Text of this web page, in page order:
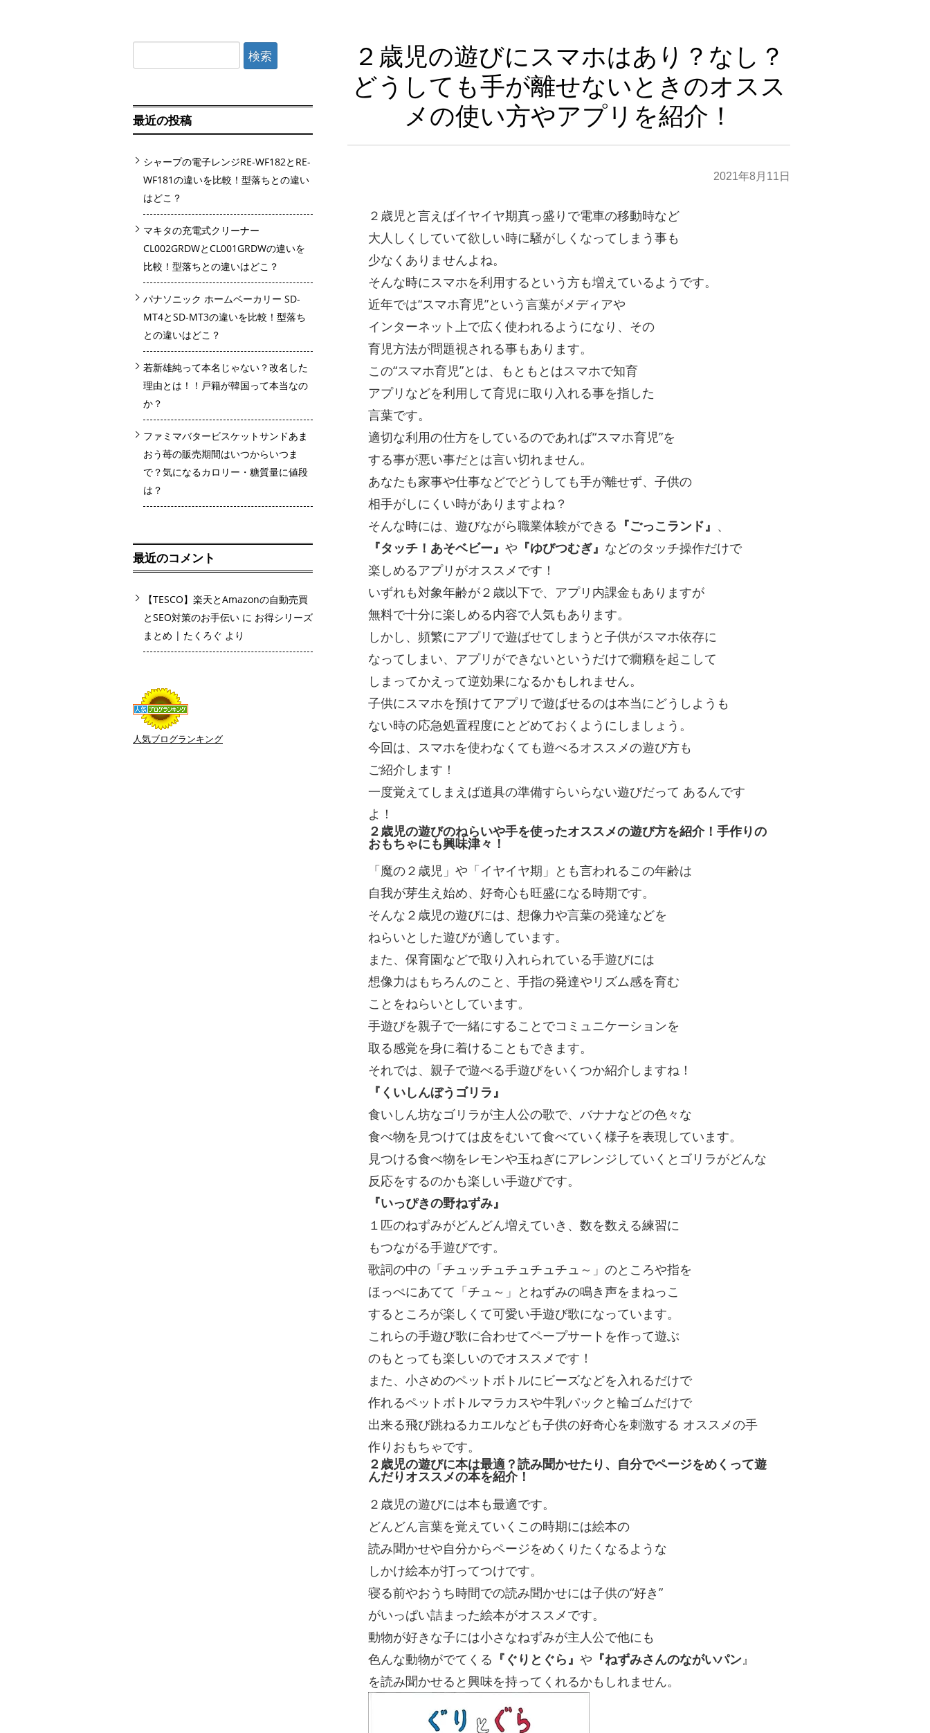
２歳児の遊びにスマホはあり？なし？
どうしても手が離せないときのオスス
メの使い方やアプリを紹介！
2021年8月11日
２歳児と言えばイヤイヤ期真っ盛りで電車の移動時など
大人しくしていて欲しい時に騒がしくなってしまう事も
少なくありませんよね。
そんな時にスマホを利用するという方も増えているようです。
近年では“スマホ育児”という言葉がメディアや
インターネット上で広く使われるようになり、その
育児方法が問題視される事もあります。
この“スマホ育児”とは、もともとはスマホで知育
アプリなどを利用して育児に取り入れる事を指した
言葉です。
適切な利用の仕方をしているのであれば“スマホ育児”を
する事が悪い事だとは言い切れません。
あなたも家事や仕事などでどうしても手が離せず、子供の
相手がしにくい時がありますよね？
そんな時には、遊びながら職業体験ができる 『ごっこランド』 、
『タッチ！あそベビー』 や 『ゆびつむぎ』 などのタッチ操作だけで
楽しめるアプリがオススメです！
いずれも対象年齢が２歳以下で、アプリ内課金もありますが
無料で十分に楽しめる内容で人気もあります。
しかし、頻繁にアプリで遊ばせてしまうと子供がスマホ依存に
なってしまい、アプリができないというだけで癇癪を起こして
しまってかえって逆効果になるかもしれません。
子供にスマホを預けてアプリで遊ばせるのは本当にどうしようも
ない時の応急処置程度にとどめておくようにしましょう。
今回は、スマホを使わなくても遊べるオススメの遊び方も
ご紹介します！
一度覚えてしまえば道具の準備すらいらない遊びだって あるんです
よ！
２歳児の遊びのねらいや手を使ったオススメの遊び方を紹介！手作りの
おもちゃにも興味津々！
「魔の２歳児」や「イヤイヤ期」とも言われるこの年齢は
自我が芽生え始め、好奇心も旺盛になる時期です。
そんな２歳児の遊びには、想像力や言葉の発達などを
ねらいとした遊びが適しています。
また、保育園などで取り入れられている手遊びには
想像力はもちろんのこと、手指の発達やリズム感を育む
ことをねらいとしています。
手遊びを親子で一緒にすることでコミュニケーションを
取る感覚を身に着けることもできます。
それでは、親子で遊べる手遊びをいくつか紹介しますね！
『くいしんぼうゴリラ』
食いしん坊なゴリラが主人公の歌で、バナナなどの色々な
食べ物を見つけては皮をむいて食べていく様子を表現しています。
見つける食べ物をレモンや玉ねぎにアレンジしていくとゴリラがどんな
反応をするのかも楽しい手遊びです。
『いっぴきの野ねずみ』
１匹のねずみがどんどん増えていき、数を数える練習に
もつながる手遊びです。
歌詞の中の「チュッチュチュチュチュ～」のところや指を
ほっぺにあてて「チュ～」とねずみの鳴き声をまねっこ
するところが楽しくて可愛い手遊び歌になっています。
これらの手遊び歌に合わせてペープサートを作って遊ぶ
のもとっても楽しいのでオススメです！
また、小さめのペットボトルにビーズなどを入れるだけで
作れるペットボトルマラカスや牛乳パックと輪ゴムだけで
出来る飛び跳ねるカエルなども子供の好奇心を刺激する オススメの手
作りおもちゃです。
２歳児の遊びに本は最適？読み聞かせたり、自分でページをめくって遊
んだりオススメの本を紹介！
２歳児の遊びには本も最適です。
どんどん言葉を覚えていくこの時期には絵本の
読み聞かせや自分からページをめくりたくなるような
しかけ絵本が打ってつけです。
寝る前やおうち時間での読み聞かせには子供の“好き”
がいっぱい詰まった絵本がオススメです。
動物が好きな子には小さなねずみが主人公で他にも
色んな動物がでてくる 『ぐりとぐら』 や 『ねずみさんのながいパン』
を読み聞かせると興味を持ってくれるかもしれません。
索:
最近の投稿
シャープの電子レンジRE-WF182とRE-
WF181の違いを比較！型落ちとの違い
はどこ？
マキタの充電式クリーナー
CL002GRDWとCL001GRDWの違いを
比較！型落ちとの違いはどこ？
パナソニック ホームベーカリー SD-
MT4とSD-MT3の違いを比較！型落ち
との違いはどこ？
若新雄純って本名じゃない？改名した
理由とは！！戸籍が韓国って本当なの
か？
ファミマバタービスケットサンドあま
おう苺の販売期間はいつからいつま
で？気になるカロリー・糖質量に値段
は？
最近のコメント
【TESCO】楽天とAmazonの自動売買
とSEO対策のお手伝い に お得シリーズ
まとめ | たくろぐ より
人気ブログランキング